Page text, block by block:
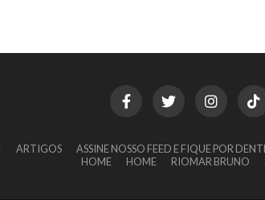
ARTIGOS ASSINE NOSSO FEED E FIQUE POR
HOME
HOME RIOMAR BRUNO